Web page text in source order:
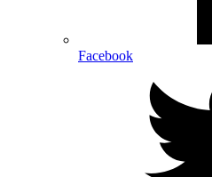
Facebook